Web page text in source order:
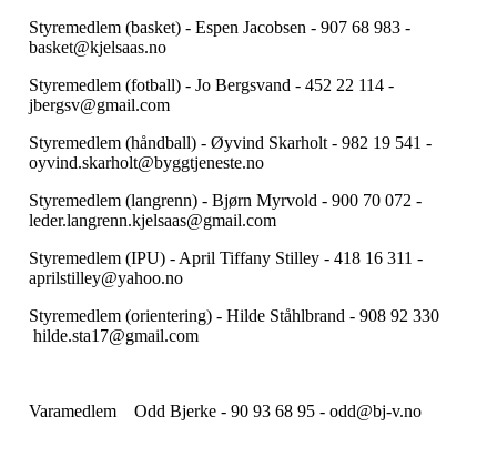
Styremedlem (basket) - Espen Jacobsen - 907 68 983 -
basket@kjelsaas.no
Styremedlem (fotball) - Jo Bergsvand - 452 22 114 -
jbergsv@gmail.com
Styremedlem (håndball) - Øyvind Skarholt - 982 19 541 -
oyvind.skarholt@byggtjeneste.no
Styremedlem (langrenn) - Bjørn Myrvold - 900 70 072 -
leder.langrenn.kjelsaas@gmail.com
Styremedlem (IPU) - April Tiffany Stilley - 418 16 311 -
aprilstilley@yahoo.no
Styremedlem (orientering) - Hilde Ståhlbrand - 908 92 330
hilde.sta17@gmail.com
Varamedlem Odd Bjerke - 90 93 68 95 - odd@bj-v.no